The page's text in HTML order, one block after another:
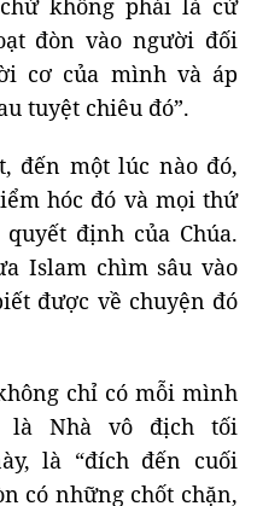
không phải là cứ
đòn vào người đối
cơ của mình và áp
tuyệt chiêu đó”.
đến một lúc nào đó,
hóc đó và mọi thứ
định của Chúa.
Islam chìm sâu vào
được về chuyện đó
chỉ có mỗi mình
là Nhà vô địch tối
là “đích đến cuối
có những chốt chặn,